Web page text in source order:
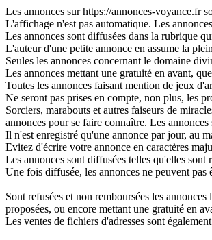
Les annonces sur https://annonces-voyance.fr
L'affichage n'est pas automatique. Les
Les annonces sont diffusées dans la rubrique
L'auteur d'une petite annonce en assume la
Seules les annonces concernant le domaine
Les annonces mettant une gratuité en avant,
Toutes les annonces faisant mention de jeux
Ne seront pas prises en compte, non plus, les
Sorciers, marabouts et autres faiseurs de
annonces pour se faire connaître. Les
Il n'est enregistré qu'une annonce par jour, au
Evitez d'écrire votre annonce en caractères
Les annonces sont diffusées telles qu'elles
Une fois diffusée, les annonces ne peuvent pas
Sont refusées et non remboursées les
proposées, ou encore mettant une gratuité en
Les ventes de fichiers d'adresses sont